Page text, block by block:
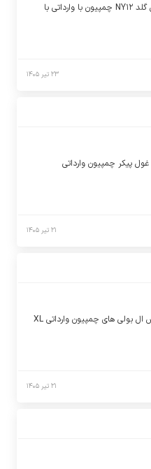
گربه های بریتیش گلد NY۱۲ چمپیون با وارداتی با
۲۳ تیر ۱۴۰۵
پیکر چمپیون وارداتی
۲۱ تیر ۱۴۰۵
توله آمریکن ایکس ال بولی های چمپیون وارداتی XL
۲۱ تیر ۱۴۰۵